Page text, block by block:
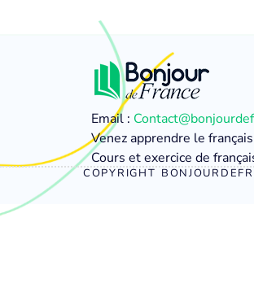
Email :
Venez apprendre le
Cours et exercice de
COPYRIGHT